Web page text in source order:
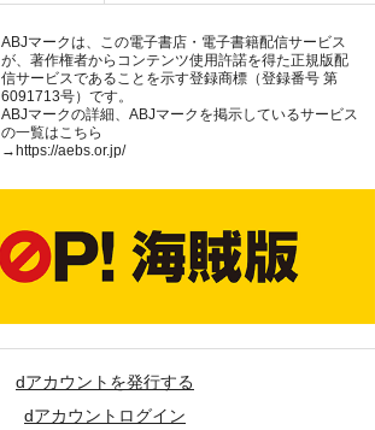
ABJマークは、この電子書店・電子書籍配信サービス
が、著作権者からコンテンツ使用許諾を得た正規版配
信サービスであることを示す登録商標（登録番号 第
6091713号）です。
ABJマークの詳細、ABJマークを掲示しているサービス
の一覧はこちら
→https://aebs.or.jp/
dアカウントを発行する
dアカウントログイン